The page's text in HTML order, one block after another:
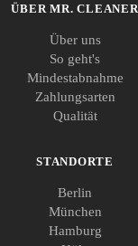
ÜBER MR. CLEANER
Über uns
So geht's
Mindestabnahme
Zahlungsarten
Qualität
STANDORTE
Berlin
München
Hamburg